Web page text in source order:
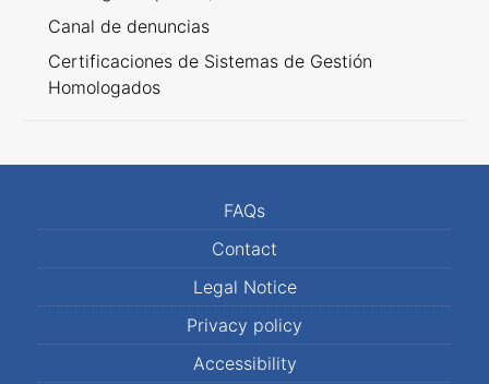
Canal de denuncias
Certificaciones de Sistemas de Gestión
Homologados
FAQs
Contact
Legal Notice
Privacy policy
Accessibility